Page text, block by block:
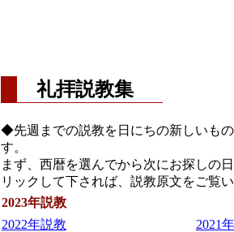
礼拝説教集
◆先週までの説教を日にちの新しいも
す。
まず、西暦を選んでから次にお探しの
リックして下されば、説教原文
2023年説教
2022年説教
2021